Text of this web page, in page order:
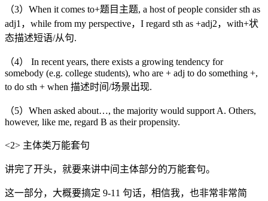
（3）When it comes to+题目主题, a host of people consider sth as
adj1，while from my perspective，I regard sth as +adj2，with+状
态描述短语/从句.
（4） In recent years, there exists a growing tendency for
somebody (e.g. college students), who are + adj to do something +,
to do sth + when 描述时间/场景出现.
（5）When asked about…, the majority would support A. Others,
however, like me, regard B as their propensity.
<2> 主体类万能套句
讲完了开头，就要来讲中间主体部分的万能套句。
这一部分，大概要搞定 9-11 句话，相信我，也非常非常简